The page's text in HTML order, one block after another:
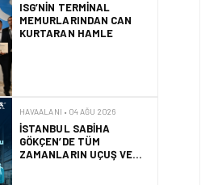
ISG’NIN TERMINAL
MEMURLARINDAN CAN
KURTARAN HAMLE
HAVAALANI • 04 AĞU 2026
İSTANBUL SABIHA
GÖKÇEN’DE TÜM
ZAMANLARIN UÇUŞ VE